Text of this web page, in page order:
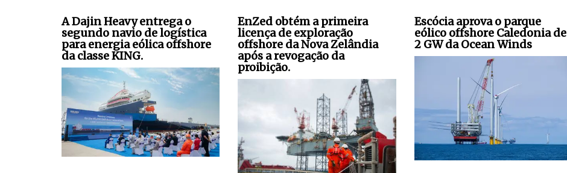
A Dajin Heavy entrega o
segundo navio de logística
para energia eólica offshore
da classe KING.
EnZed obtém a primeira
licença de exploração
offshore da Nova Zelândia
após a revogação da
proibição.
Escócia aprova o parque
eólico offshore Caledonia de
2 GW da Ocean Winds